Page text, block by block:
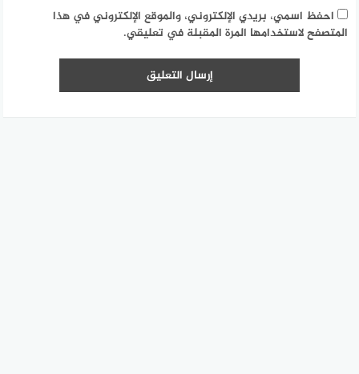
احفظ اسمي، بريدي الإلكتروني، والموقع الإلكتروني في هذا
المتصفح لاستخدامها المرة المقبلة في تعليقي.